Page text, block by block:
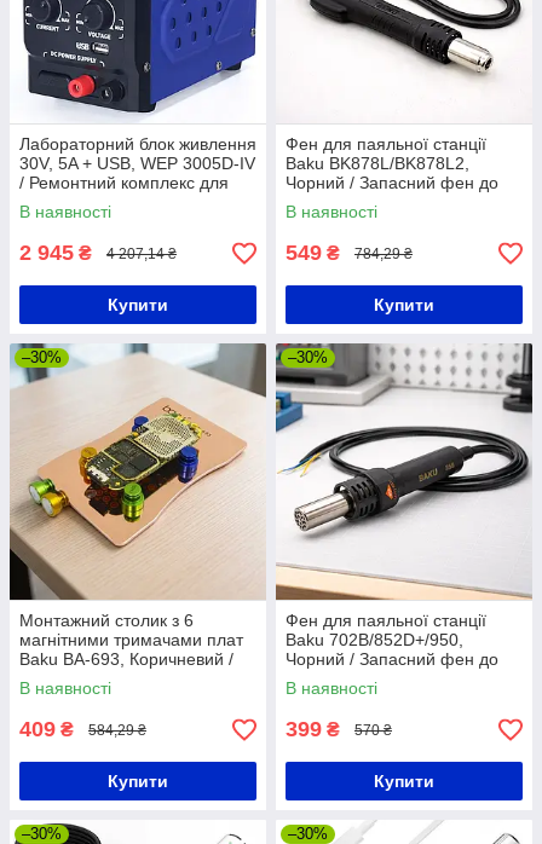
Лабораторний блок живлення
30V, 5A + USB, WEP 3005D-IV
/ Ремонтний комплекс для
пайки / Імпульсна станція
для паяння
В наявності
2 945 ₴ 4 207,14 ₴
Купити
Фен для паяльної станції
Baku BK878L/BK878L2,
Чорний / Запасний фен до
паяльної станції / Змінний
фен для паяльної станції
В наявності
549 ₴ 784,29 ₴
Купити
–30%
Монтажний столик з 6
магнітними тримачами плат
Baku BA-693, Коричневий /
Столик для збирання та
ремонту плат / Тримач плат
В наявності
409 ₴ 584,29 ₴
Купити
–30%
Фен для паяльної станції
Baku 702B/852D+/950,
Чорний / Запасний фен до
паяльної станції
В наявності
399 ₴ 570 ₴
Купити
–30% –30%